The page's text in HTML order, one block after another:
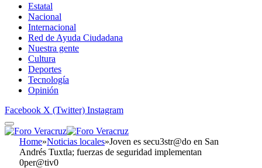
Estatal
Nacional
Internacional
Red de Ayuda Ciudadana
Nuestra gente
Cultura
Deportes
Tecnología
Opinión
Facebook X (Twitter) Instagram
Home»Noticias locales»Joven es secu3str@do en San
Andrés Tuxtla; fuerzas de seguridad implementan
0per@tiv0